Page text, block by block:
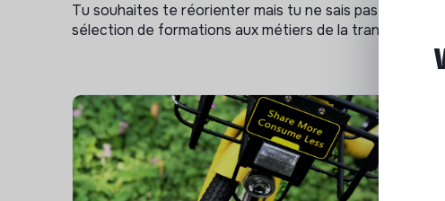
Tu souhaites te réorienter mais tu ne sais pas par où
sélection de formations aux métiers de la transition